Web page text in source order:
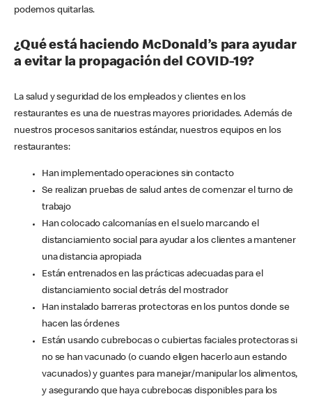
podemos quitarlas.
¿Qué está haciendo McDonald’s para ayudar
a evitar la propagación del COVID-19?
La salud y seguridad de los empleados y clientes en los
restaurantes es una de nuestras mayores prioridades. Además de
nuestros procesos sanitarios estándar, nuestros equipos en los
restaurantes:
Han implementado operaciones sin contacto
Se realizan pruebas de salud antes de comenzar el turno de
trabajo
Han colocado calcomanías en el suelo marcando el
distanciamiento social para ayudar a los clientes a mantener
una distancia apropiada
Están entrenados en las prácticas adecuadas para el
distanciamiento social detrás del mostrador
Han instalado barreras protectoras en los puntos donde se
hacen las órdenes
Están usando cubrebocas o cubiertas faciales protectoras si
no se han vacunado (o cuando eligen hacerlo aun estando
vacunados) y guantes para manejar/manipular los alimentos,
y asegurando que haya cubrebocas disponibles para los